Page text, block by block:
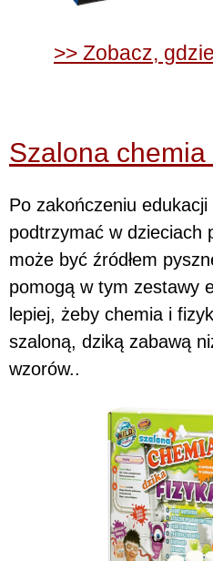
>> Zobacz,
Szalona
Po zakończeniu
podtrzymać w dzieciach
może być źródłem
pomogą w tym zestawy
lepiej, żeby chemia i
szaloną, dziką zabawą
wzorów..